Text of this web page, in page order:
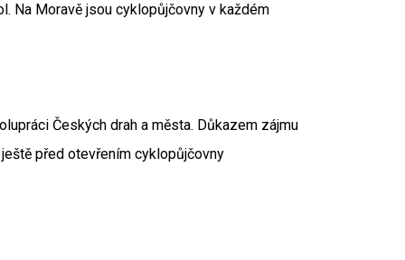
Na Moravě jsou cyklopůjčovny v každém
Českých drah a města. Důkazem zájmu
před otevřením cyklopůjčovny